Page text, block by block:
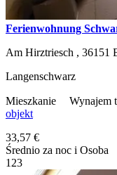
Ferienwohnung
Am Hirztriesch , 36151
Langenschwarz
Mieszkanie Wynajem
objekt
33,57 €
Średnio za noc i Osoba
1 23